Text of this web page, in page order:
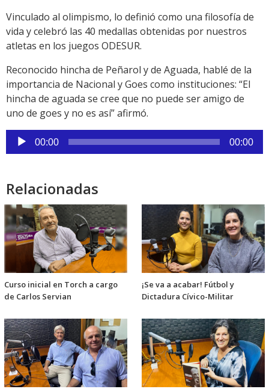
Vinculado al olimpismo, lo definió como una filosofía de
vida y celebró las 40 medallas obtenidas por nuestros
atletas en los juegos ODESUR.
Reconocido hincha de Peñarol y de Aguada, hablé de la
importancia de Nacional y Goes como instituciones: “El
hincha de aguada se cree que no puede ser amigo de
uno de goes y no es así” afirmó.
Reproductor
de
00:00 00:00
Relacionadas
Curso inicial en Torch a cargo
de Carlos Servian
¡Se va a acabar! Fútbol y
Dictadura Cívico-Militar